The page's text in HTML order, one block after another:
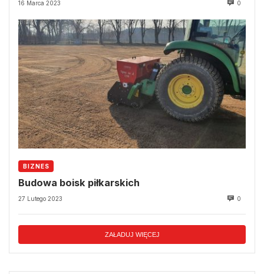
16 Marca 2023 0
BIZNES
Budowa boisk piłkarskich
27 Lutego 2023 0
ZAŁADUJ WIĘCEJ